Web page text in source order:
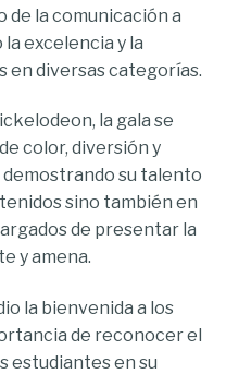
de la comunicación a
excelencia y la
en diversas categorías.
la gala se
color, diversión y
su talento
sino también en
de presentar la
y amena.
la bienvenida a los
de reconocer el
estudiantes en su